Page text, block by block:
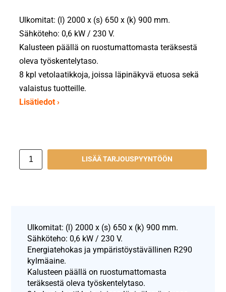
Ulkomitat: (l) 2000 x (s) 650 x (k) 900 mm.
Sähköteho: 0,6 kW / 230 V.
Kalusteen päällä on ruostumattomasta teräksestä
oleva työskentelytaso.
8 kpl vetolaatikkoja, joissa läpinäkyvä etuosa sekä
valaistus tuotteille.
Lisätiedot ›
LISÄÄ TARJOUSPYYNTÖÖN
Ulkomitat: (l) 2000 x (s) 650 x (k) 900 mm.
Sähköteho: 0,6 kW / 230 V.
Energiatehokas ja ympäristöystävällinen R290
kylmäaine.
Kalusteen päällä on ruostumattomasta
teräksestä oleva työskentelytaso.